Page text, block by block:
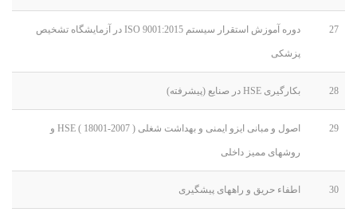
27 دوره آموزش استقرار سیستم ISO 9001:2015 در آزمایشگاه تشخیص
پزشکی
28 بکارگیری HSE در صنایع (پیشرفته)
29 اصول و مبانی ایزو ایمنی و بهداشت شغلی ( 2007-18001 ) HSE و
روشهای ممیز داخلی
30 اطفاء حریق و راههای پیشگیری